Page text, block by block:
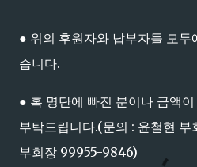
● 위의 후원자와 납부자들 모두
습니다.
● 혹 명단에 빠진 분이나 금액
부탁드립니다.(문의 : 윤철현 부
부회장 99955-9846)